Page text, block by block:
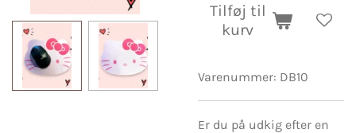
Tilføj til
kurv
Varenummer: DB10
Er du på udkig efter en